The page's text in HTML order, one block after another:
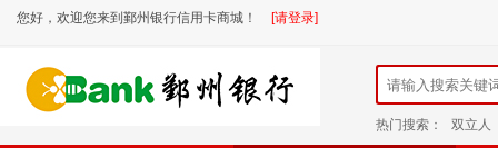
您好，欢迎您来到鄞州银行信用卡商城！ [请登录]
热门搜索： 双立人